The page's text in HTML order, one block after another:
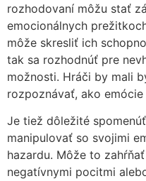
rozhodovaní môžu stať
emocionálnych
môže skresliť ich
tak sa rozhodnúť pre
možnosti. Hráči by mali
rozpoznávať, ako
Je tiež dôležité
manipulovať so svojimi
hazardu. Môže to
negatívnymi pocitmi